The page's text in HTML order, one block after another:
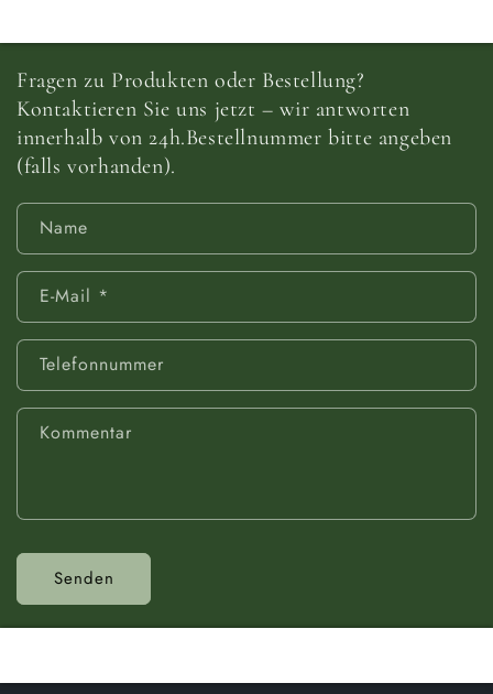
Fragen zu Produkten oder Bestellung?
Kontaktieren Sie uns jetzt – wir antworten
innerhalb von 24h.Bestellnummer bitte angeben
(falls vorhanden).
Name
E-Mail *
Telefonnummer
Kommentar
Senden